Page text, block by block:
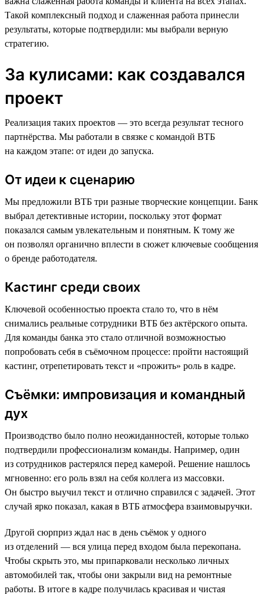
Такой комплексный подход и слаженная работа принесли
результаты, которые подтвердили: мы выбрали верную
стратегию.
За кулисами: как создавался
проект
Реализация таких проектов — это всегда результат тесного
партнёрства. Мы работали в связке с командой ВТБ
на каждом этапе: от идеи до запуска.
От идеи к сценарию
Мы предложили ВТБ три разные творческие концепции. Банк
выбрал детективные истории, поскольку этот формат
показался самым увлекательным и понятным. К тому же
он позволял органично вплести в сюжет ключевые сообщения
о бренде работодателя.
Кастинг среди своих
Ключевой особенностью проекта стало то, что в нём
снимались реальные сотрудники ВТБ без актёрского опыта.
Для команды банка это стало отличной возможностью
попробовать себя в съёмочном процессе: пройти настоящий
кастинг, отрепетировать текст и «прожить» роль в кадре.
Съёмки: импровизация и командный
дух
Производство было полно неожиданностей, которые только
подтвердили профессионализм команды. Например, один
из сотрудников растерялся перед камерой. Решение нашлось
мгновенно: его роль взял на себя коллега из массовки.
Он быстро выучил текст и отлично справился с задачей. Этот
случай ярко показал, какая в ВТБ атмосфера взаимовыручки.
Другой сюрприз ждал нас в день съёмок у одного
из отделений — вся улица перед входом была перекопана.
Чтобы скрыть это, мы припарковали несколько личных
автомобилей так, чтобы они закрыли вид на ремонтные
работы. В итоге в кадре получилась красивая и чистая